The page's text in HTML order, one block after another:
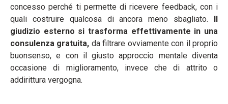
concesso perché ti permette di ricevere feedback, con i
quali costruire qualcosa di ancora meno sbagliato. Il
giudizio esterno si trasforma effettivamente in una
consulenza gratuita, da filtrare ovviamente con il proprio
buonsenso, e con il giusto approccio mentale diventa
occasione di miglioramento, invece che di attrito o
addirittura vergogna.